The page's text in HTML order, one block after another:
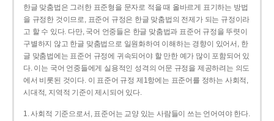
한글 맞춤법은 그러한 표준형을 문자로 적을 때 올바르게 표기하는 방법
을 규정한 것이므로, 표준어 규정은 한글 맞춤법의 전제가 되는 규정이라
고 할 수 있다. 다만, 국어 언중들은 한글 맞춤법과 표준어 규정을 뚜렷이
구별하지 않고 한글 맞춤법으로 일원화하여 이해하는 경향이 있어서, 한
글 맞춤법에는 표준어 규정에 귀속되어야 할 만한 예가 많이 포함되어 있
다. 이는 국어 언중들에게 실용적인 성격의 어문 규정을 제공하려는 의도
에서 비롯된 것이다. 이 표준어 규정 제1항에는 표준어를 정하는 사회적,
시대적, 지역적 기준이 제시되어 있다.
1. 사회적 기준으로서, 표준어는 교양 있는 사람들이 쓰는 언어여야 한다.